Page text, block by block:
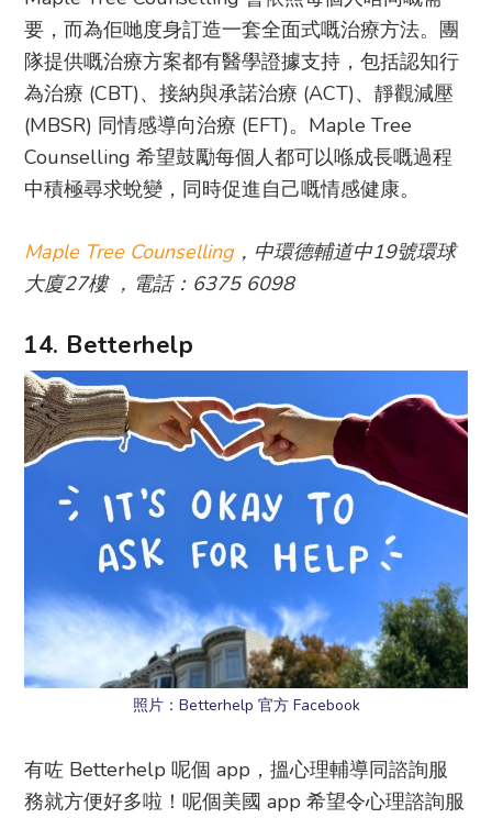
要，而為佢哋度身訂造一套全面式嘅治療方法。團
隊提供嘅治療方案都有醫學證據支持，包括認知行
為治療 (CBT)、接納與承諾治療 (ACT)、靜觀減壓
(MBSR) 同情感導向治療 (EFT)。Maple Tree
Counselling 希望鼓勵每個人都可以喺成長嘅過程
中積極尋求蛻變，同時促進自己嘅情感健康。
Maple Tree Counselling，中環德輔道中19號環球
大廈27樓 ，電話：6375 6098
14. Betterhelp
照片：Betterhelp 官方 Facebook
有咗 Betterhelp 呢個 app，搵心理輔導同諮詢服
務就方便好多啦！呢個美國 app 希望令心理諮詢服